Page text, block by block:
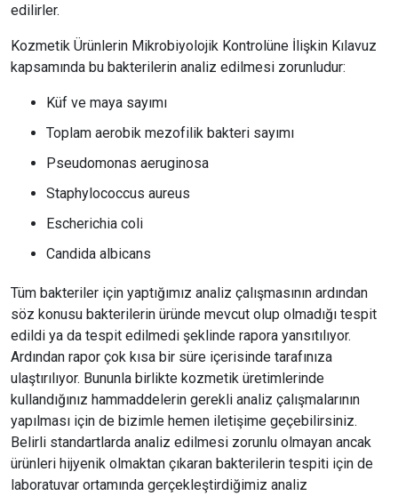
edilirler.
Kozmetik Ürünlerin Mikrobiyolojik Kontrolüne İlişkin Kılavuz
kapsamında bu bakterilerin analiz edilmesi zorunludur:
Küf ve maya sayımı
Toplam aerobik mezofilik bakteri sayımı
Pseudomonas aeruginosa
Staphylococcus aureus
Escherichia coli
Candida albicans
Tüm bakteriler için yaptığımız analiz çalışmasının ardından
söz konusu bakterilerin üründe mevcut olup olmadığı tespit
edildi ya da tespit edilmedi şeklinde rapora yansıtılıyor.
Ardından rapor çok kısa bir süre içerisinde tarafınıza
ulaştırılıyor. Bununla birlikte kozmetik üretimlerinde
kullandığınız hammaddelerin gerekli analiz çalışmalarının
yapılması için de bizimle hemen iletişime geçebilirsiniz.
Belirli standartlarda analiz edilmesi zorunlu olmayan ancak
ürünleri hijyenik olmaktan çıkaran bakterilerin tespiti için de
laboratuvar ortamında gerçekleştirdiğimiz analiz